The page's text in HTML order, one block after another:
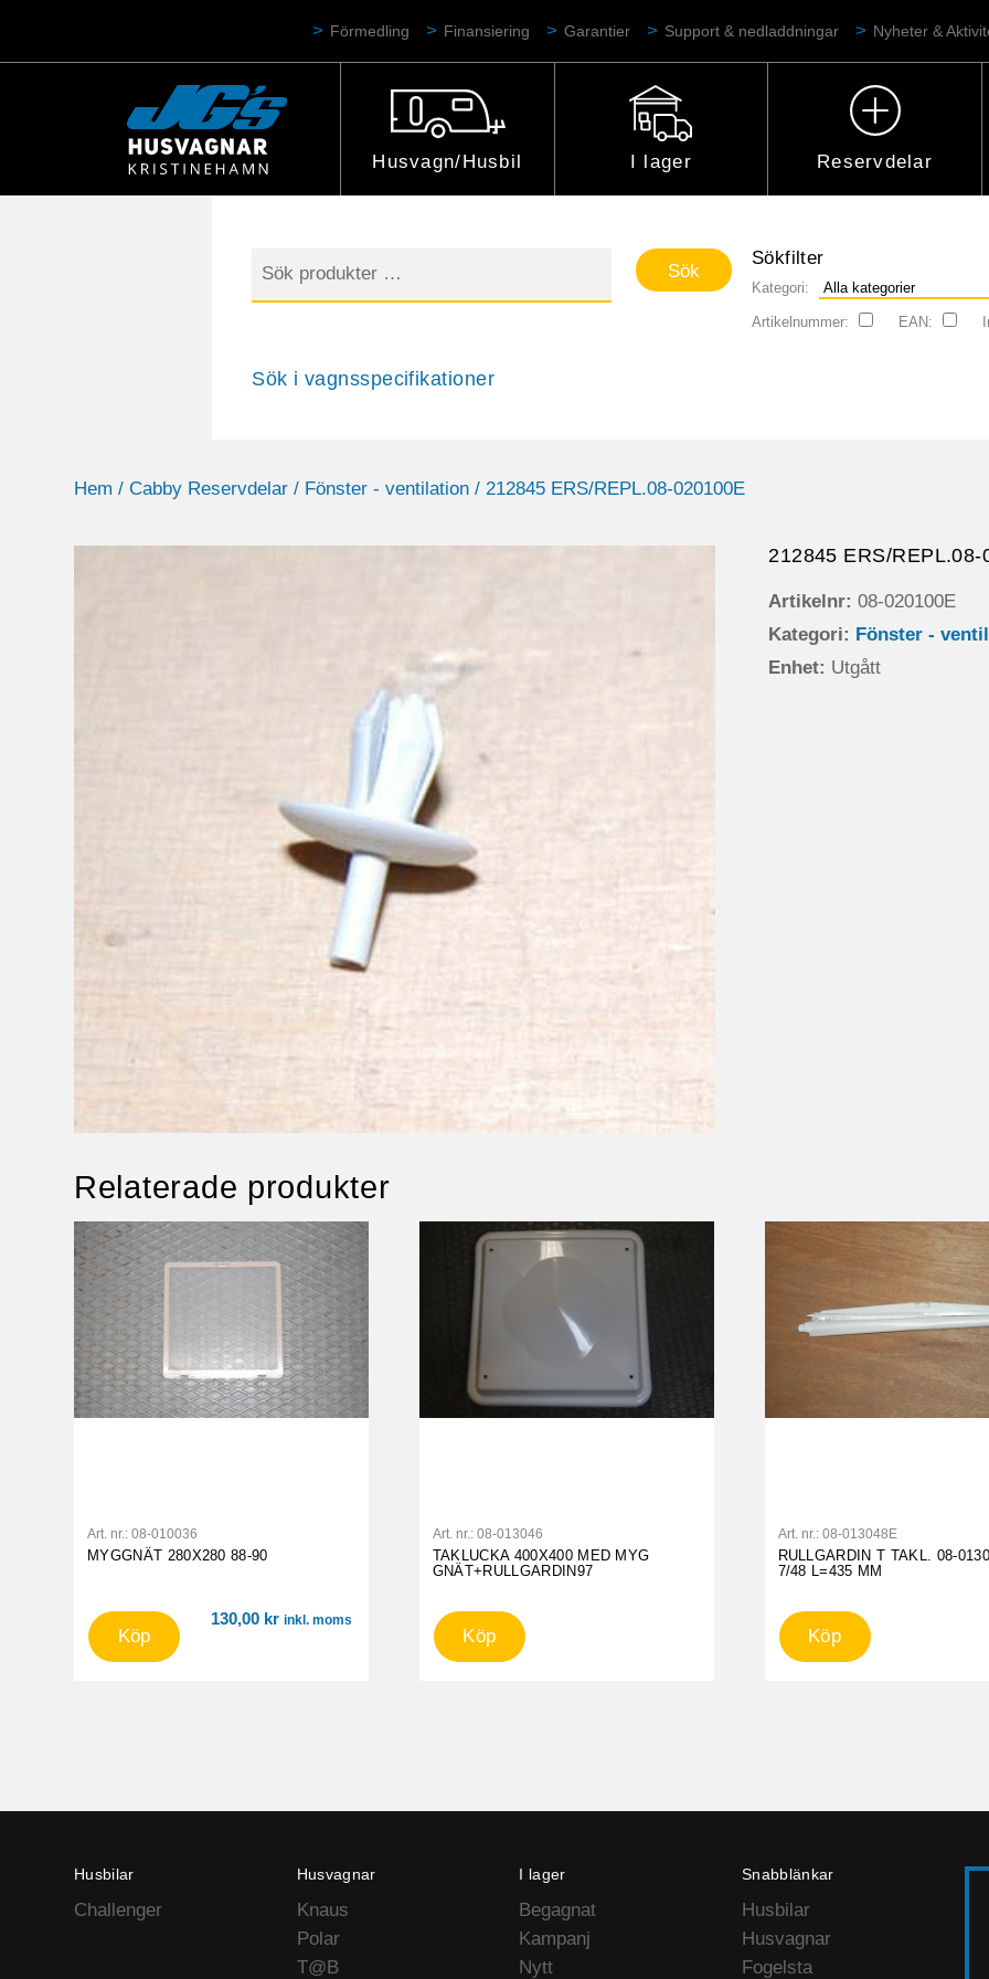
Förmedling Finansiering Garantier Support & nedladdningar Nyheter &
Husvagn/Husbil I lager Reservdelar
efter:
Sökfilter
Kategori:
Artikelnummer: EAN:
Sök i vagnsspecifikationer
Hem / Cabby Reservdelar / Fönster - ventilation / 212845 ERS/REPL.08-020100E
212845 ERS/REPL.08-
Artikelnr:08-020100E
Kategori: Fönster -
Enhet: Utgått
Relaterade produkter
Art. nr.: 08-010036
MYGGNÄT 280X280 88-90
130,00 kr inkl. moms
Köp
Art. nr.: 08-013046
TAKLUCKA 400X400 MED MYG
GNÄT+RULLGARDIN97
Köp
Art. nr.: 08-013048E
RULLGARDIN T TAKL. 08-
7/48 L=435 MM
Köp
Husbilar
Challenger
Husvagnar
Knaus
Polar
T@B
I lager
Begagnat
Kampanj
Nytt
Snabblänkar
Husbilar
Husvagnar
Fogelsta